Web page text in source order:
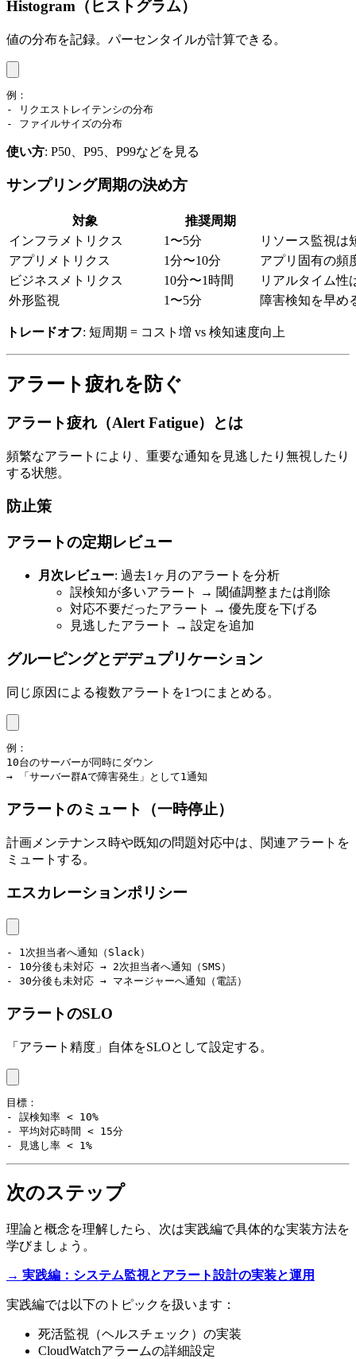
Histogram（ヒストグラム）
値の分布を記録。パーセンタイルが計算できる。
例：
- リクエストレイテンシの分布
- ファイルサイズの分布
使い方: P50、P95、P99などを見る
サンプリング周期の決め方
対象
推奨周期
インフラメトリクス
1〜5分
リソース監視は
アプリメトリクス
1分〜10分
アプリ固有の頻
ビジネスメトリクス
10分〜1時間
リアルタイム性
外形監視
1〜5分 障害検知を早め
トレードオフ: 短周期 = コスト増 vs 検知速度向上
アラート疲れを防ぐ
アラート疲れ（Alert Fatigue）とは
頻繁なアラートにより、重要な通知を見逃したり無視したり
する状態。
防止策
アラートの定期レビュー
月次レビュー: 過去1ヶ月のアラートを分析
誤検知が多いアラート → 閾値調整または削除
対応不要だったアラート → 優先度を下げる
見逃したアラート → 設定を追加
グルーピングとデデュプリケーション
同じ原因による複数アラートを1つにまとめる。
例：
10台のサーバーが同時にダウン
→ 「サーバー群Aで障害発生」として1通知
アラートのミュート（一時停止）
計画メンテナンス時や既知の問題対応中は、関連アラートを
ミュートする。
エスカレーションポリシー
- 1次担当者へ通知（Slack）
- 10分後も未対応 → 2次担当者へ通知（SMS）
- 30分後も未対応 → マネージャーへ通知（電話）
アラートのSLO
「アラート精度」自体をSLOとして設定する。
目標：
- 誤検知率 < 10%
- 平均対応時間 < 15分
- 見逃し率 < 1%
次のステップ
理論と概念を理解したら、次は実践編で具体的な実装方法を
学びましょう。
→ 実践編：システム監視とアラート設計の実装と運用
実践編では以下のトピックを扱います：
死活監視（ヘルスチェック）の実装
CloudWatchアラームの詳細設定